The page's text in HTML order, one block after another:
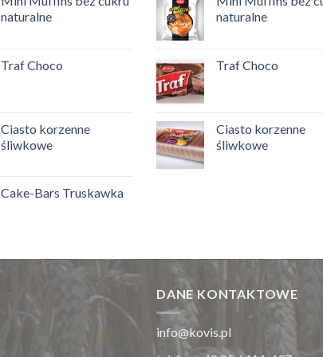
naturalne
Traf Choco
Ciasto korzenne
śliwkowe
Cake-Bars Truskawka
naturalne
Traf Choco
Ciasto korzenne
śliwkowe
DANE KONTAKTOWE
info@kovis.pl